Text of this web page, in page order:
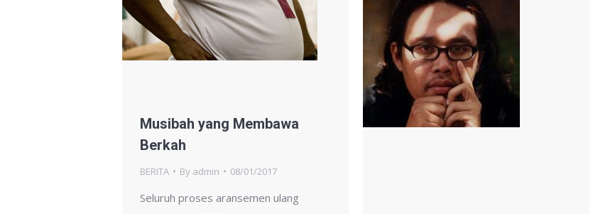
Musibah yang Membawa
Berkah
BERITA By admin 08/01/2017
Seluruh proses aransemen ulang